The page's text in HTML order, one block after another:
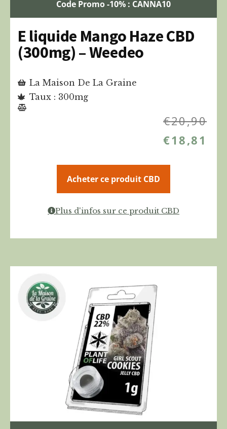
Code Promo -10% : CANNA10
E liquide Mango Haze CBD
(300mg) – Weedeo
La Maison De La Graine
Taux : 300mg
€20,90
€18,81
Acheter ce produit CBD
Plus d'infos sur ce produit CBD